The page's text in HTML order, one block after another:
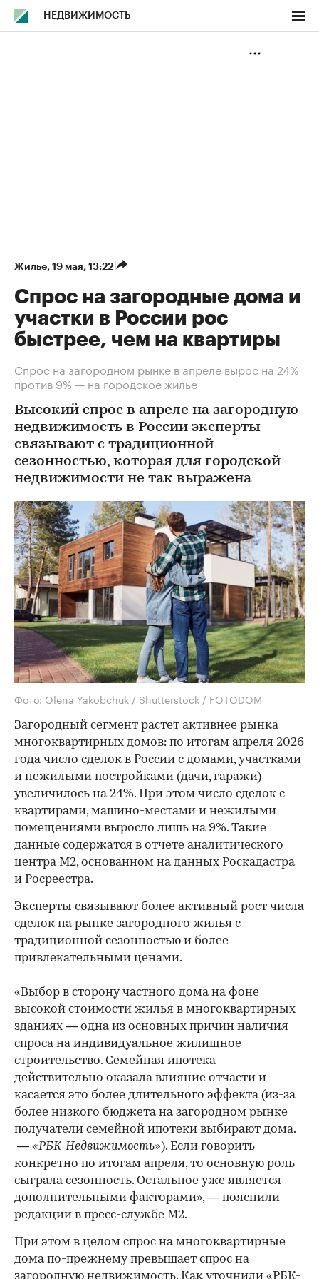
НЕДВИЖИМОСТЬ
Жилье⁠, 19 мая, 13:22
Спрос на загородные дома и
участки в России рос
быстрее, чем на квартиры
Спрос на загородном рынке в апреле вырос на 24%
против 9% — на городское жилье
Высокий спрос в апреле на загородную
недвижимость в России эксперты
связывают с традиционной
сезонностью, которая для городской
недвижимости не так выражена
Фото: Olena Yakobchuk / Shutterstock / FOTODOM
Загородный сегмент растет активнее рынка
многоквартирных домов: по итогам апреля 2026
года число сделок в России с домами, участками
и нежилыми постройками (дачи, гаражи)
увеличилось на 24%. При этом число сделок с
квартирами, машино-местами и нежилыми
помещениями выросло лишь на 9%. Такие
данные содержатся в отчете аналитического
центра М2, основанном на данных Роскадастра
и Росреестра.
Эксперты связывают более активный рост числа
сделок на рынке загородного жилья с
традиционной сезонностью и более
привлекательными ценами.
«Выбор в сторону частного дома на фоне
высокой стоимости жилья в многоквартирных
зданиях — одна из основных причин наличия
спроса на индивидуальное жилищное
строительство. Семейная ипотека
действительно оказала влияние отчасти и
касается это более длительного эффекта (из-за
более низкого бюджета на загородном рынке
получатели семейной ипотеки выбирают дома.
— «РБК-Недвижимость»). Если говорить
конкретно по итогам апреля, то основную роль
сыграла сезонность. Остальное уже является
дополнительными факторами», — пояснили
редакции в пресс-службе М2.
При этом в целом спрос на многоквартирные
дома по-прежнему превышает спрос на
загородную недвижимость. Как уточнили «РБК-